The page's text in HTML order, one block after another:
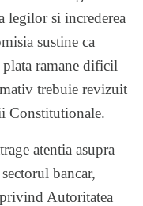
legilor si increderea
sustine ca
ramane dificil
trebuie revizuit
Constitutionale.
atentia asupra
bancar,
Autoritatea